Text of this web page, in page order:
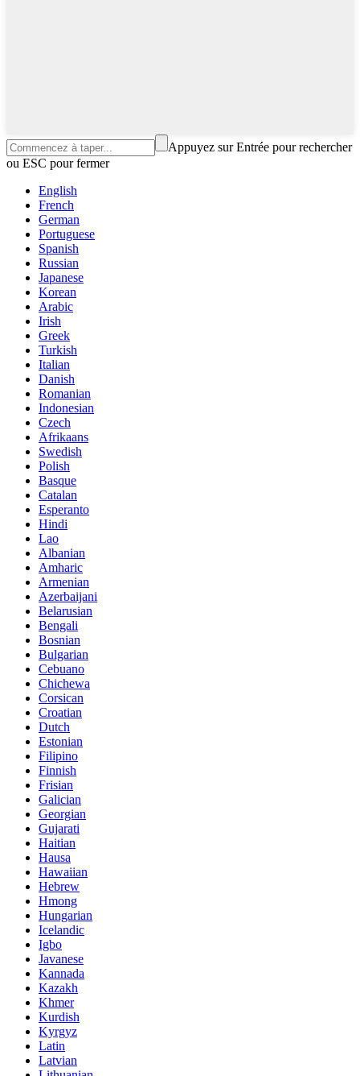
Appuyez sur Entrée pour rechercher
ou ESC pour fermer
English
French
German
Portuguese
Spanish
Russian
Japanese
Korean
Arabic
Irish
Greek
Turkish
Italian
Danish
Romanian
Indonesian
Czech
Afrikaans
Swedish
Polish
Basque
Catalan
Esperanto
Hindi
Lao
Albanian
Amharic
Armenian
Azerbaijani
Belarusian
Bengali
Bosnian
Bulgarian
Cebuano
Chichewa
Corsican
Croatian
Dutch
Estonian
Filipino
Finnish
Frisian
Galician
Georgian
Gujarati
Haitian
Hausa
Hawaiian
Hebrew
Hmong
Hungarian
Icelandic
Igbo
Javanese
Kannada
Kazakh
Khmer
Kurdish
Kyrgyz
Latin
Latvian